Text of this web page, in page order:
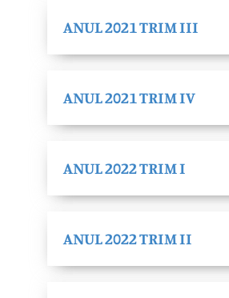
ANUL 2021 TRIM III
ANUL 2021 TRIM IV
ANUL 2022 TRIM I
ANUL 2022 TRIM II